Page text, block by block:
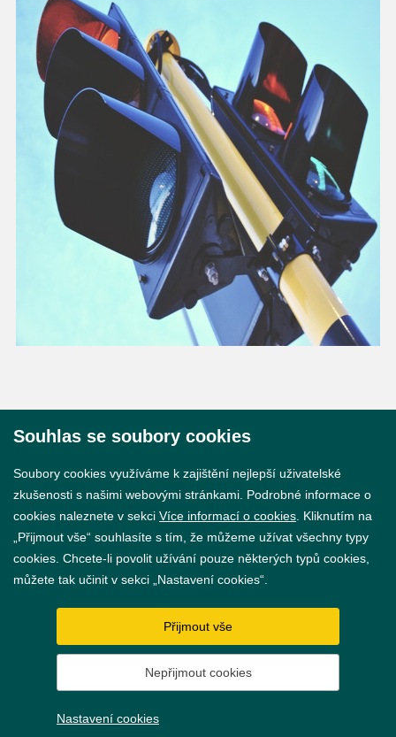
GDPR
Nastavení cookies
Souhlas se soubory cookies
Soubory cookies využíváme k zajištění nejlepší uživatelské
zkušenosti s našimi webovými stránkami. Podrobné informace o
cookies naleznete v sekci Více informací o cookies . Kliknutím na
„Přijmout vše“ souhlasíte s tím, že můžeme užívat všechny typy
cookies. Chcete-li povolit užívání pouze některých typů cookies,
můžete tak učinit v sekci „Nastavení cookies“.
Přijmout vše
Nepřijmout cookies
Nastavení cookies